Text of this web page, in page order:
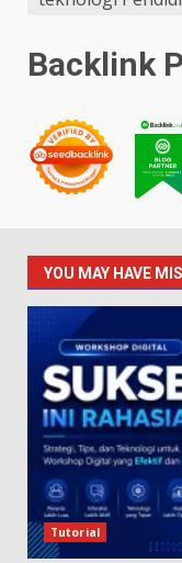
Backlink
YOU MAY HAVE
Tutorial